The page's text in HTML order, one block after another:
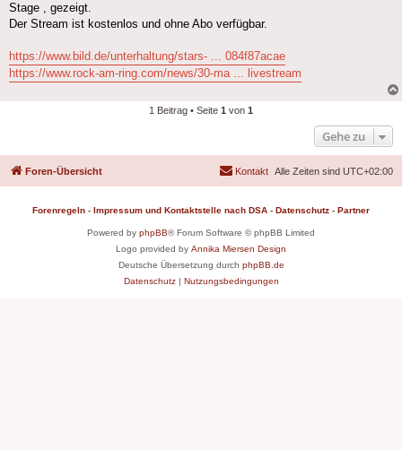
Stage , gezeigt.
Der Stream ist kostenlos und ohne Abo verfügbar.
https://www.bild.de/unterhaltung/stars- ... 084f87acae
https://www.rock-am-ring.com/news/30-ma ... livestream
1 Beitrag • Seite 1 von 1
Gehe zu
Foren-Übersicht Alle Zeiten sind UTC+02:00
Kontakt
Forenregeln - Impressum und Kontaktstelle nach DSA - Datenschutz - Partner
Powered by phpBB® Forum Software © phpBB Limited
Logo provided by Annika Miersen Design
Deutsche Übersetzung durch phpBB.de
Datenschutz| Nutzungsbedingungen